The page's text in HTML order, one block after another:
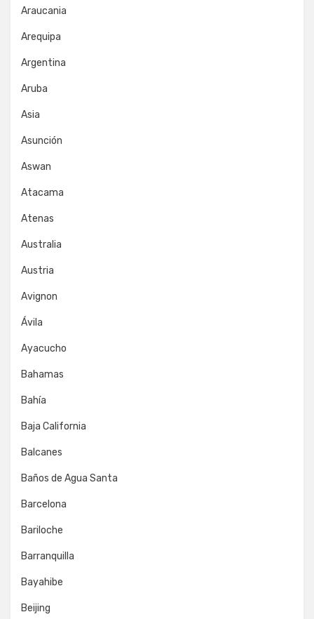
Araucania
Arequipa
Argentina
Aruba
Asia
Asunción
Aswan
Atacama
Atenas
Australia
Austria
Avignon
Ávila
Ayacucho
Bahamas
Bahía
Baja California
Balcanes
Baños de Agua Santa
Barcelona
Bariloche
Barranquilla
Bayahibe
Beijing